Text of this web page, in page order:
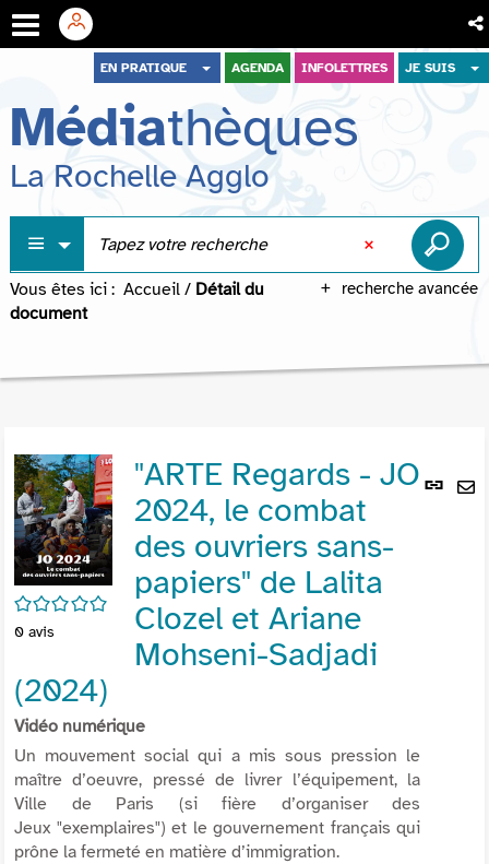
menu
contenu
recherche
EN PRATIQUE AGENDA INFOLETTRES JE SUIS
Médiathèques
La Rochelle Agglo
recherche avancée
Vous êtes ici : Accueil / Détail du
document
Lien
/5
0 avis
"ARTE Regards - JO
2024, le combat
des ouvriers sans-
papiers" de Lalita
Clozel et Ariane
Mohseni-Sadjadi
(2024)
Vidéo numérique
Un mouvement social qui a mis sous pression le
maître d’oeuvre, pressé de livrer l’équipement, la
Ville de Paris (si fière d’organiser des
Jeux "exemplaires") et le gouvernement français qui
prône la fermeté en matière d’immigration.